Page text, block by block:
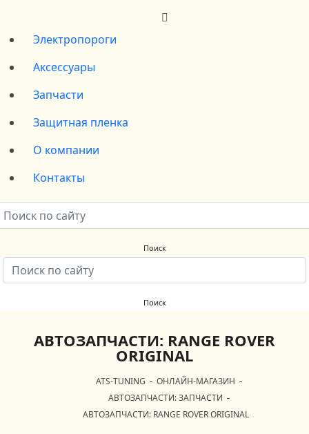
Электропороги
Аксессуары
Запчасти
Защитная пленка
О компании
Контакты
АВТОЗАПЧАСТИ: RANGE ROVER
ORIGINAL
ATS-TUNING
ОНЛАЙН-МАГАЗИН
АВТОЗАПЧАСТИ: ЗАПЧАСТИ
АВТОЗАПЧАСТИ: RANGE ROVER ORIGINAL